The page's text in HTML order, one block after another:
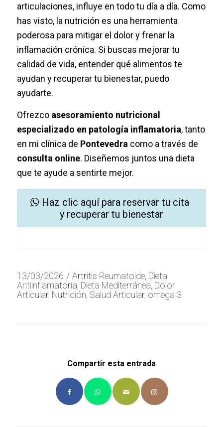
articulaciones, influye en todo tu día a día. Como
has visto, la nutrición es una herramienta
poderosa para mitigar el dolor y frenar la
inflamación crónica. Si buscas mejorar tu
calidad de vida, entender qué alimentos te
ayudan y recuperar tu bienestar, puedo
ayudarte.
Ofrezco asesoramiento nutricional
especializado en patología inflamatoria, tanto
en mi clínica de Pontevedra como a través de
consulta online. Diseñemos juntos una dieta
que te ayude a sentirte mejor.
Haz clic aquí para reservar tu cita
y recuperar tu bienestar
13/03/2026 / Artritis Reumatoide, Dieta
Antiinflamatoria, Dieta Mediterránea, Dolor
Articular, Nutrición, Salud Articular, omega 3
Compartir esta entrada